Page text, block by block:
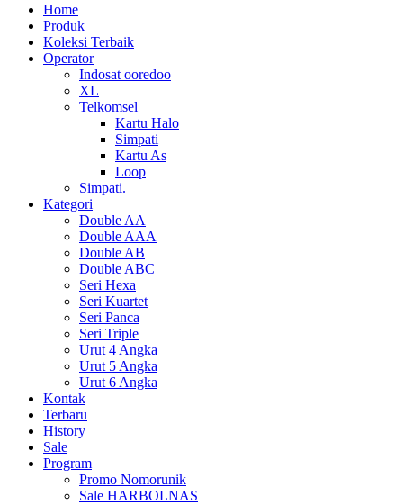
Home
Produk
Koleksi Terbaik
Operator
Indosat ooredoo
XL
Telkomsel
Kartu Halo
Simpati
Kartu As
Loop
Simpati.
Kategori
Double AA
Double AAA
Double AB
Double ABC
Seri Hexa
Seri Kuartet
Seri Panca
Seri Triple
Urut 4 Angka
Urut 5 Angka
Urut 6 Angka
Kontak
Terbaru
History
Sale
Program
Promo Nomorunik
Sale HARBOLNAS